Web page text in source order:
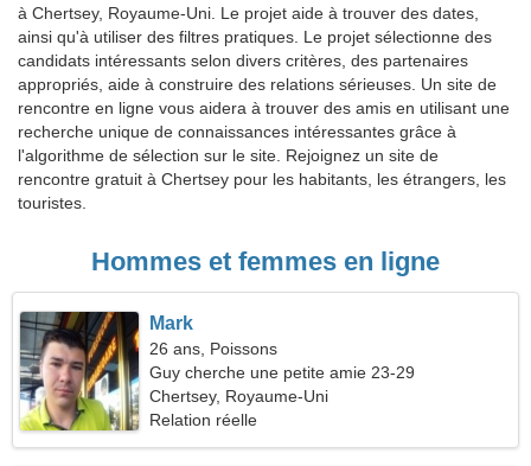
à Chertsey, Royaume-Uni. Le projet aide à trouver des dates,
ainsi qu'à utiliser des filtres pratiques. Le projet sélectionne des
candidats intéressants selon divers critères, des partenaires
appropriés, aide à construire des relations sérieuses. Un site de
rencontre en ligne vous aidera à trouver des amis en utilisant une
recherche unique de connaissances intéressantes grâce à
l'algorithme de sélection sur le site. Rejoignez un site de
rencontre gratuit à Chertsey pour les habitants, les étrangers, les
touristes.
Hommes et femmes en ligne
Mark
26 ans, Poissons
Guy cherche une petite amie 23-29
Chertsey, Royaume-Uni
Relation réelle